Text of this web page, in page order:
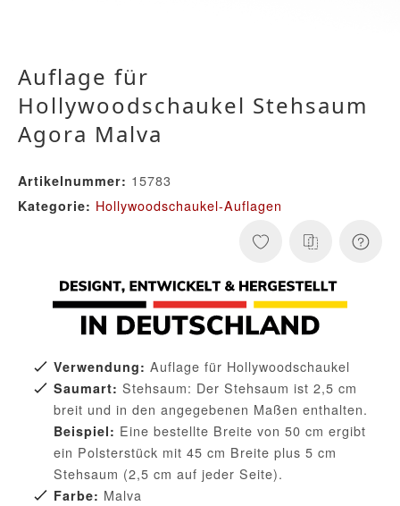
Auflage für
Hollywoodschaukel Stehsaum
Agora Malva
Artikelnummer: 15783
Kategorie: Hollywoodschaukel-Auflagen
Verwendung: Auflage für Hollywoodschaukel
Saumart: Stehsaum: Der Stehsaum ist 2,5 cm
breit und in den angegebenen Maßen enthalten.
Beispiel: Eine bestellte Breite von 50 cm ergibt
ein Polsterstück mit 45 cm Breite plus 5 cm
Stehsaum (2,5 cm auf jeder Seite).
Farbe: Malva